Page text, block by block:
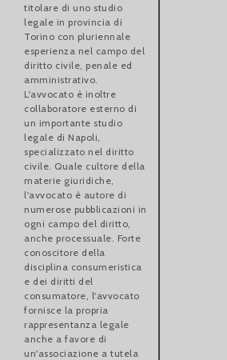
titolare di uno studio
legale in provincia di
Torino con pluriennale
esperienza nel campo del
diritto civile, penale ed
amministrativo.
L'avvocato è inoltre
collaboratore esterno di
un importante studio
legale di Napoli,
specializzato nel diritto
civile. Quale cultore della
materie giuridiche,
l'avvocato è autore di
numerose pubblicazioni in
ogni campo del diritto,
anche processuale. Forte
conoscitore della
disciplina consumeristica
e dei diritti del
consumatore, l'avvocato
fornisce la propria
rappresentanza legale
anche a favore di
un'associazione a tutela